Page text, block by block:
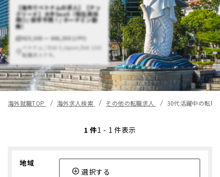
【海外でベトナムの求人】【テッ
クリード】大手SaaS（駐在員採
用◎/ 語学不問！/ ホーチミン勤
務）
425,500 〜 606,200 (JPY)
ベトナム / Dist 3,Japan,Dist 12の
転職求人です。
海外就職TOP 海外求人検索 その他の転職求人 30代活躍中の転職
1 件1 - 1 件表示
地域
選択する